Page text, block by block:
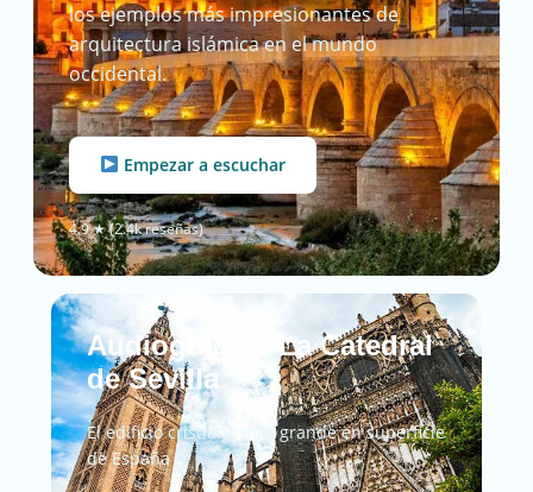
los ejemplos más impresionantes de
arquitectura islámica en el mundo
occidental.
Empezar a escuchar
4.9 ★ (2.4k reseñas)
Audioguía de La Catedral
de Sevilla
El edificio cristiano más grande en superficie
de España